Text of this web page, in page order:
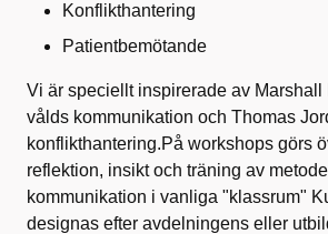
Konflikthantering
Patientbemötande
Vi är speciellt inspirerade av Marshall
vålds kommunikation och Thomas
konflikthantering.På workshops görs
reflektion, insikt och träning av
kommunikation i vanliga "klassrum"
designas efter avdelningens eller